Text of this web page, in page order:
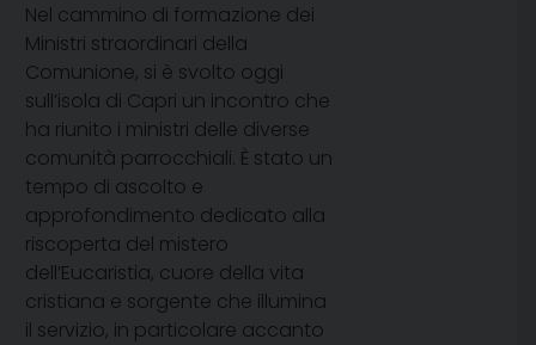
Nel cammino di formazione dei
Ministri straordinari della
Comunione, si è svolto oggi
sull’isola di Capri un incontro che
ha riunito i ministri delle diverse
comunità parrocchiali. È stato un
tempo di ascolto e
approfondimento dedicato alla
riscoperta del mistero
dell’Eucaristia, cuore della vita
cristiana e sorgente che illumina
il servizio, in particolare accanto